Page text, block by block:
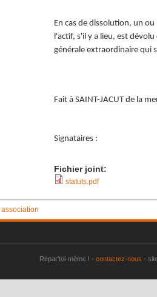
En cas de dissolution, un
l'actif, s'il y a lieu, est
générale extraordinaire qui
Fait à SAINT-JACUT de la
Signataires :
Fichier joint:
statuts.pdf
association
Répar'toi-même ! - contactez-nous -